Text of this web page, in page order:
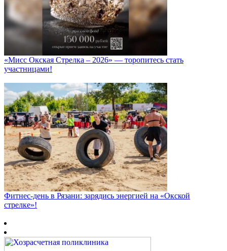
«Мисс Окская Стрелка – 2026» — торопитесь стать
участницами!
Фитнес‑день в Рязани: зарядись энергией на «Окской
стрелке»!